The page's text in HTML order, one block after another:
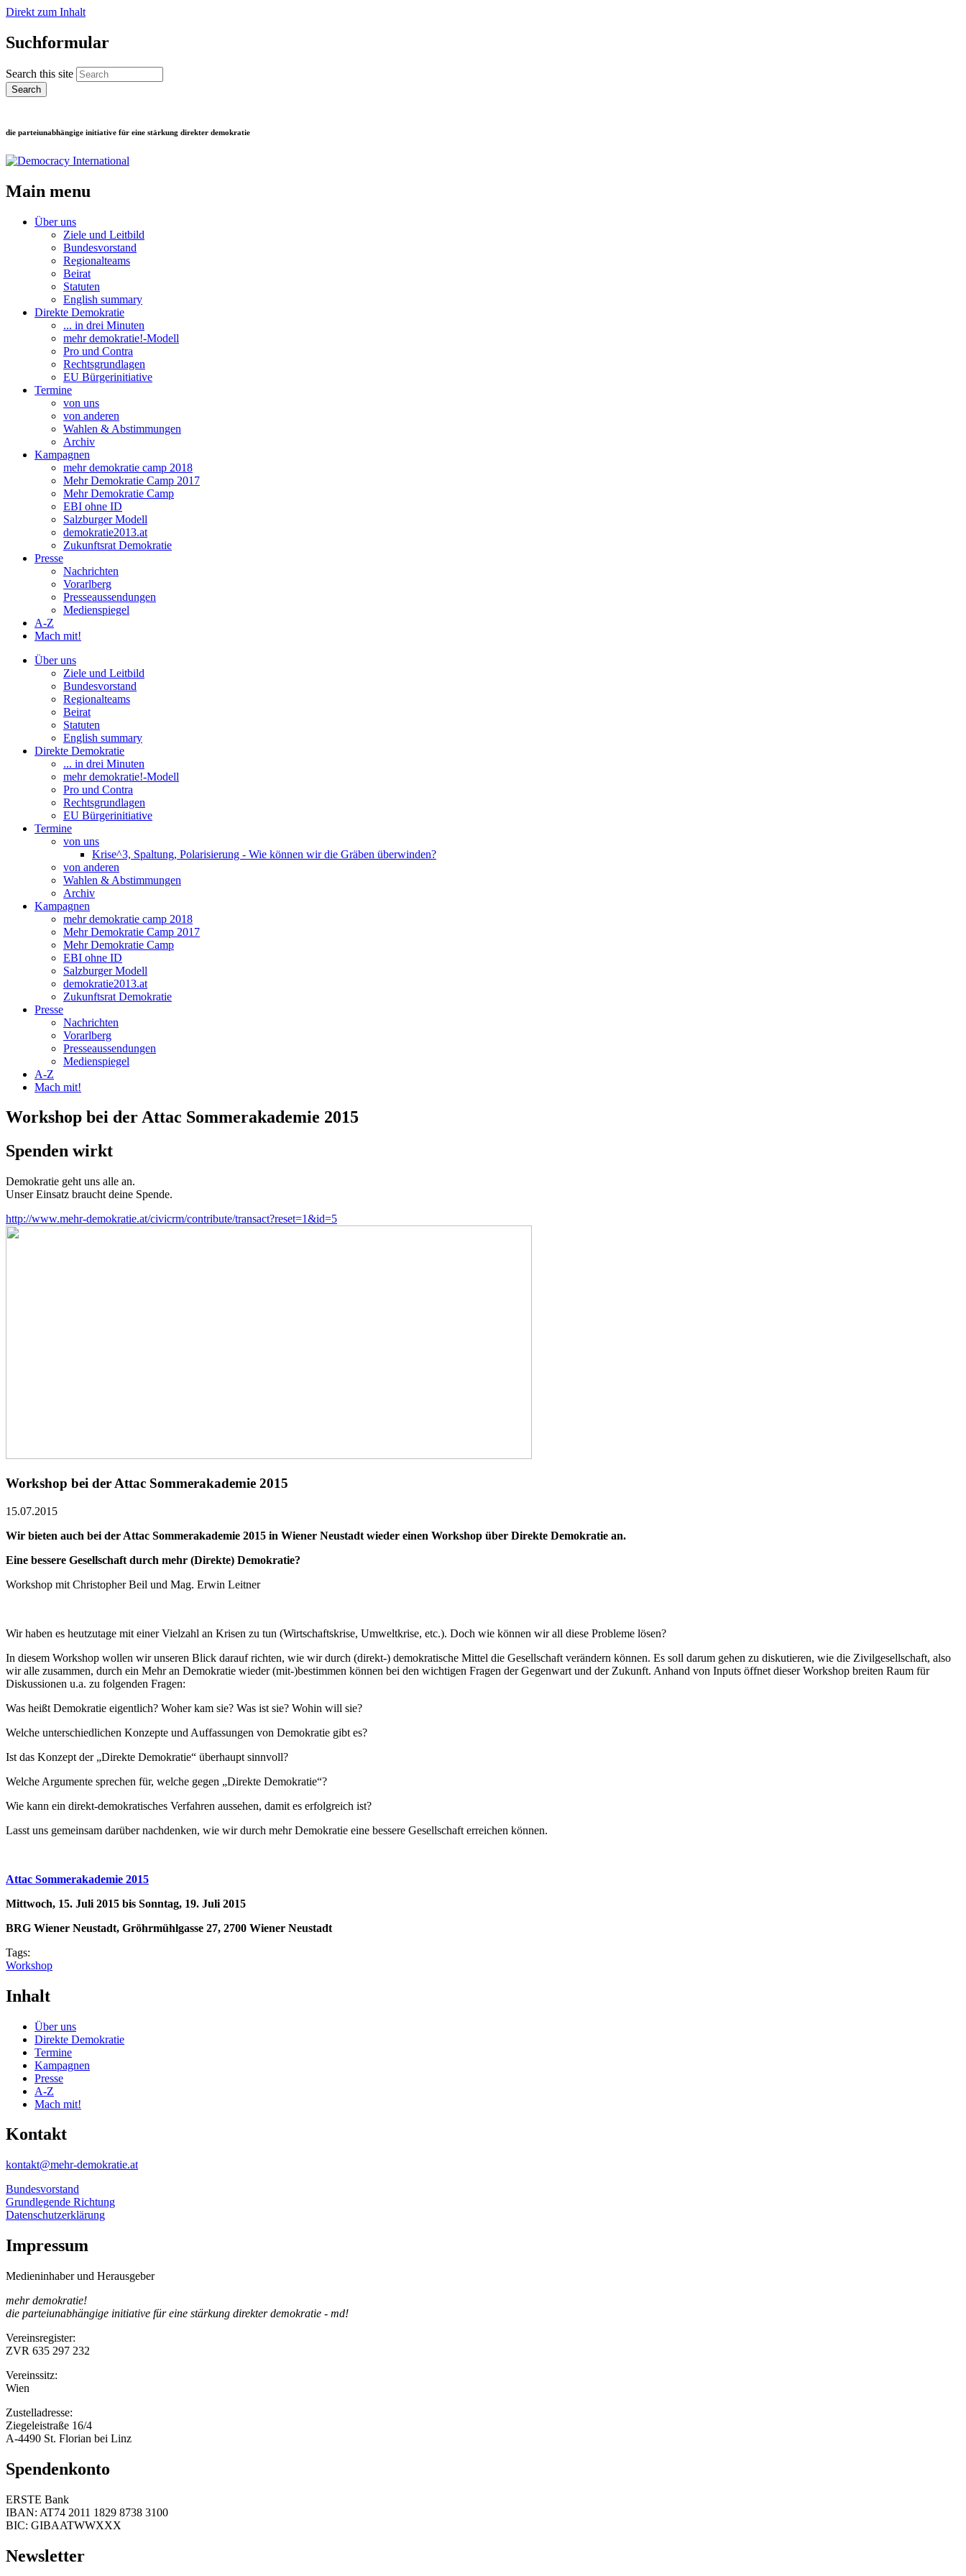
Direkt zum Inhalt
Suchformular
Search this site
die parteiunabhängige initiative für eine stärkung direkter demokratie
Main menu
Über uns
Ziele und Leitbild
Bundesvorstand
Regionalteams
Beirat
Statuten
English summary
Direkte Demokratie
... in drei Minuten
mehr demokratie!-Modell
Pro und Contra
Rechtsgrundlagen
EU Bürgerinitiative
Termine
von uns
von anderen
Wahlen & Abstimmungen
Archiv
Kampagnen
mehr demokratie camp 2018
Mehr Demokratie Camp 2017
Mehr Demokratie Camp
EBI ohne ID
Salzburger Modell
demokratie2013.at
Zukunftsrat Demokratie
Presse
Nachrichten
Vorarlberg
Presseaussendungen
Medienspiegel
A-Z
Mach mit!
Über uns
Ziele und Leitbild
Bundesvorstand
Regionalteams
Beirat
Statuten
English summary
Direkte Demokratie
... in drei Minuten
mehr demokratie!-Modell
Pro und Contra
Rechtsgrundlagen
EU Bürgerinitiative
Termine
von uns
Krise^3, Spaltung, Polarisierung - Wie können wir die Gräben überwinden?
von anderen
Wahlen & Abstimmungen
Archiv
Kampagnen
mehr demokratie camp 2018
Mehr Demokratie Camp 2017
Mehr Demokratie Camp
EBI ohne ID
Salzburger Modell
demokratie2013.at
Zukunftsrat Demokratie
Presse
Nachrichten
Vorarlberg
Presseaussendungen
Medienspiegel
A-Z
Mach mit!
Workshop bei der Attac Sommerakademie 2015
Spenden wirkt
Demokratie geht uns alle an.
Unser Einsatz braucht deine Spende.
http://www.mehr-demokratie.at/civicrm/contribute/transact?reset=1&id=5
Workshop bei der Attac Sommerakademie 2015
15.07.2015
Wir bieten auch bei der Attac Sommerakademie 2015 in Wiener Neustadt wieder einen Workshop über Direkte Demokratie an.
Eine bessere Gesellschaft durch mehr (Direkte) Demokratie?
Workshop mit Christopher Beil und Mag. Erwin Leitner
Wir haben es heutzutage mit einer Vielzahl an Krisen zu tun (Wirtschaftskrise, Umweltkrise, etc.). Doch wie können wir all diese Probleme lösen?
In diesem Workshop wollen wir unseren Blick darauf richten, wie wir durch (direkt-) demokratische Mittel die Gesellschaft verändern können. Es soll darum gehen zu diskutieren, wie die Zivilgesellschaft, also
wir alle zusammen, durch ein Mehr an Demokratie wieder (mit-)bestimmen können bei den wichtigen Fragen der Gegenwart und der Zukunft. Anhand von Inputs öffnet dieser Workshop breiten Raum für
Diskussionen u.a. zu folgenden Fragen:
Was heißt Demokratie eigentlich? Woher kam sie? Was ist sie? Wohin will sie?
Welche unterschiedlichen Konzepte und Auffassungen von Demokratie gibt es?
Ist das Konzept der „Direkte Demokratie“ überhaupt sinnvoll?
Welche Argumente sprechen für, welche gegen „Direkte Demokratie“?
Wie kann ein direkt-demokratisches Verfahren aussehen, damit es erfolgreich ist?
Lasst uns gemeinsam darüber nachdenken, wie wir durch mehr Demokratie eine bessere Gesellschaft erreichen können.
Attac Sommerakademie 2015
Mittwoch, 15. Juli 2015 bis Sonntag, 19. Juli 2015
BRG Wiener Neustadt, ​Gröhrmühlgasse 27, 2700 Wiener Neustadt
Tags:
Workshop
Inhalt
Über uns
Direkte Demokratie
Termine
Kampagnen
Presse
A-Z
Mach mit!
Kontakt
kontakt@mehr-demokratie.at
Bundesvorstand
Grundlegende Richtung
Datenschutzerklärung
Impressum
Medieninhaber und Herausgeber
mehr demokratie!
die parteiunabhängige initiative für eine stärkung direkter demokratie - md!
Vereinsregister:
ZVR 635 297 232
Vereinssitz:
Wien
Zustelladresse:
Ziegeleistraße 16/4
A-4490 St. Florian bei Linz
Spendenkonto
ERSTE Bank
IBAN: AT74 2011 1829 8738 3100
BIC: GIBAATWWXXX
Newsletter